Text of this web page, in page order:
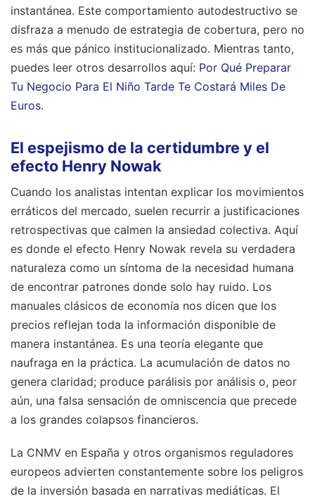
instantánea. Este comportamiento autodestructivo se
disfraza a menudo de estrategia de cobertura, pero no
es más que pánico institucionalizado. Mientras tanto,
puedes leer otros desarrollos aquí: Por Qué Preparar
Tu Negocio Para El Niño Tarde Te Costará Miles De
Euros.
El espejismo de la certidumbre y el
efecto Henry Nowak
Cuando los analistas intentan explicar los movimientos
erráticos del mercado, suelen recurrir a justificaciones
retrospectivas que calmen la ansiedad colectiva. Aquí
es donde el efecto Henry Nowak revela su verdadera
naturaleza como un síntoma de la necesidad humana
de encontrar patrones donde solo hay ruido. Los
manuales clásicos de economía nos dicen que los
precios reflejan toda la información disponible de
manera instantánea. Es una teoría elegante que
naufraga en la práctica. La acumulación de datos no
genera claridad; produce parálisis por análisis o, peor
aún, una falsa sensación de omniscencia que precede
a los grandes colapsos financieros.
La CNMV en España y otros organismos reguladores
europeos advierten constantemente sobre los peligros
de la inversión basada en narrativas mediáticas. El